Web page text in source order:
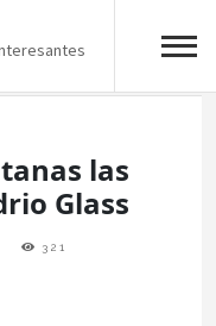
las
Glass
321